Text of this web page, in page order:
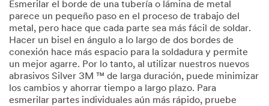
Esmerilar el borde de una tubería o lámina de metal
parece un pequeño paso en el proceso de trabajo del
metal, pero hace que cada parte sea más fácil de soldar.
Hacer un bisel en ángulo a lo largo de dos bordes de
conexión hace más espacio para la soldadura y permite
un mejor agarre. Por lo tanto, al utilizar nuestros nuevos
abrasivos Silver 3M ™ de larga duración, puede minimizar
los cambios y ahorrar tiempo a largo plazo. Para
esmerilar partes individuales aún más rápido, pruebe